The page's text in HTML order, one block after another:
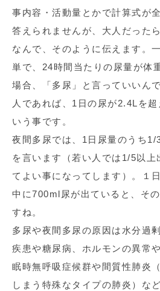
事内容・活動量とかで計算式が
答えられませんが、大人だった
なんで、そのように伝えます。
単で、24時間当たりの尿量が体
場合、「多尿」と言っていいん
人であれば、1日の尿が2.4Lを
いう事です。
夜間多尿では、1日尿量のうち1/
を言います（若い人では1/5以上
てよい事になってします）。１
中に700ml尿が出ていると、そ
すね。
多尿や夜間多尿の原因は水分過
疾患や糖尿病、ホルモンの異常
眠時無呼吸症候群や間質性肺炎
しまう特殊なタイプの肺炎）な